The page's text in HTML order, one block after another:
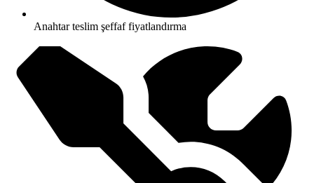
Anahtar teslim şeffaf fiyatlandırma